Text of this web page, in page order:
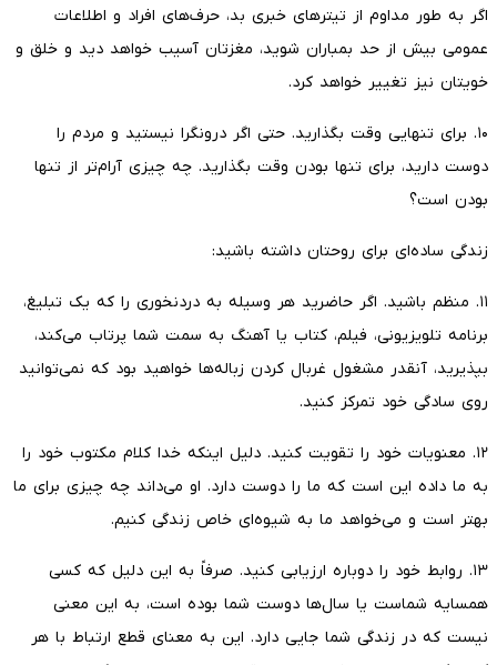
اگر به طور مداوم از تیترهای خبری بد، حرف‌های افراد و اطلاعات
عمومی بیش از حد بمباران شوید، مغزتان آسیب خواهد دید و خلق و
خویتان نیز تغییر خواهد کرد.
۱۰. برای تنهایی وقت بگذارید. حتی اگر درونگرا نیستید و مردم را
دوست دارید، برای تنها بودن وقت بگذارید. چه چیزی آرام‌تر از تنها
بودن است؟
زندگی ساده‌ای برای روحتان داشته باشید:
۱۱. منظم باشید. اگر حاضرید هر وسیله به دردنخوری را که یک تبلیغ،
برنامه تلویزیونی، فیلم، کتاب یا آهنگ به سمت شما پرتاب می‌کند،
بپذیرید، آنقدر مشغول غربال کردن زباله‌ها خواهید بود که نمی‌توانید
روی سادگی خود تمرکز کنید.
۱۲. معنویات خود را تقویت کنید. دلیل اینکه خدا کلام مکتوب خود را
به ما داده این است که ما را دوست دارد. او می‌داند چه چیزی برای ما
بهتر است و می‌خواهد ما به شیوه‌ای خاص زندگی کنیم.
۱۳. روابط خود را دوباره ارزیابی کنید. صرفاً به این دلیل که کسی
همسایه شماست یا سال‌ها دوست شما بوده است، به این معنی
نیست که در زندگی شما جایی دارد. این به معنای قطع ارتباط با هر